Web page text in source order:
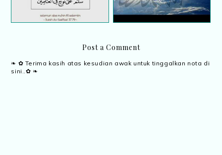
Post a Comment
❧ ✿ Terima kasih atas kesudian awak untuk tinggalkan nota di
sini..✿ ❧